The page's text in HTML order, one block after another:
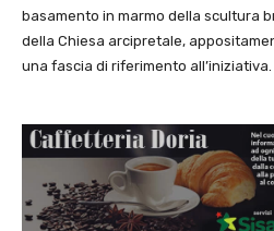
basamento in marmo della scultura
della Chiesa arcipretale,
una fascia di riferimento all’iniziativa.